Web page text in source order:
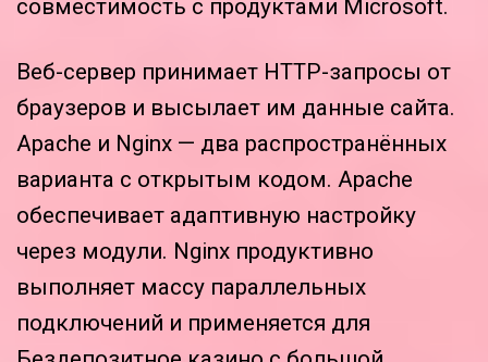
совместимость с продуктами Microsoft.
Веб-сервер принимает HTTP-запросы от
браузеров и высылает им данные сайта.
Apache и Nginx — два распространённых
варианта с открытым кодом. Apache
обеспечивает адаптивную настройку
через модули. Nginx продуктивно
выполняет массу параллельных
подключений и применяется для